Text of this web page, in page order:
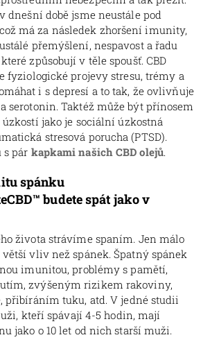
dnešní době jsme neustále pod
má za následek zhoršení imunity,
přemýšlení, nespavost a řadu
způsobují v těle spoušť. CBD
fyziologické projevy stresu, trémy a
i s depresí a to tak, že ovlivňuje
serotonin. Taktéž může být přínosem
jako je sociální úzkostná
stresová porucha (PTSD).
s pár kapkami našich CBD olejů.
spánku
™ budete spát jako v
života strávíme spaním. Jen málo
vliv než spánek. Špatný spánek
imunitou, problémy s pamětí,
zvýšeným rizikem rakoviny,
přibíráním tuku, atd. V jedné studii
kteří spávají 4-5 hodin, mají
jako o 10 let od nich starší muži.